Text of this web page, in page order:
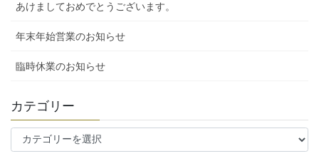
あけましておめでとうございます。
年末年始営業のお知らせ
臨時休業のお知らせ
カテゴリー
テ